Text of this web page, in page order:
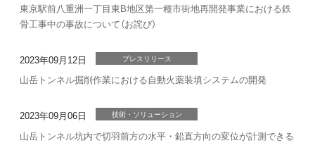
東京駅前八重洲一丁目東B地区第一種市街地再開発事業における鉄
骨工事中の事故について（お詫び）
2023年09月12日 プレスリリース
山岳トンネル掘削作業における自動火薬装填システムの開発
2023年09月06日 技術・ソリューション
山岳トンネル坑内で切羽前方の水平・鉛直方向の変位が計測できる